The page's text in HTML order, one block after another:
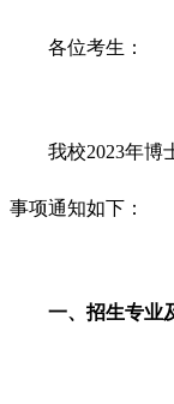
各位考生：
我校2023年博士
事项通知如下：
一、招生专业